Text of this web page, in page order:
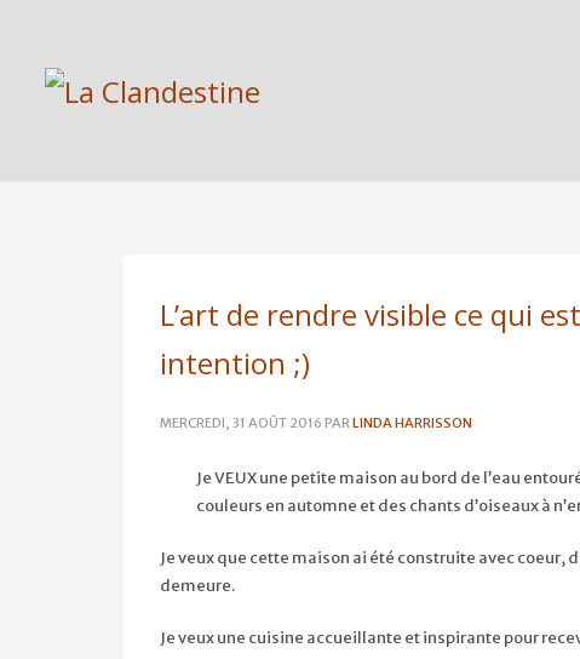
L’art de rendre visible ce qui
intention ;)
MERCREDI, 31 AOÛT 2016 PARLINDA HARRISSON
Je VEUX une petite maison au bord de l’eau
couleurs en automne et des chants d’oiseaux à
Je veux que cette maison ai été construite avec
demeure.
Je veux une cuisine accueillante et inspirante pour